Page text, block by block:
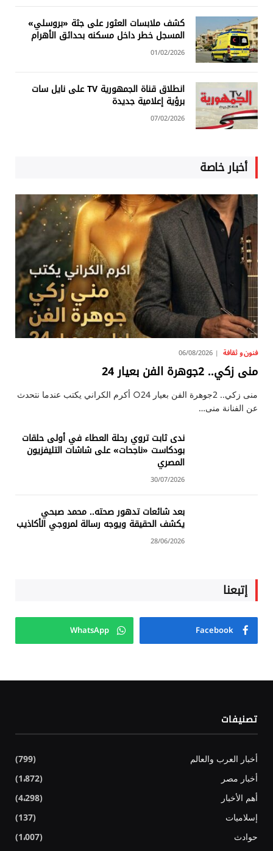
كشف ملابسات العثور على جثة «بروسلي»
المسجل خطر داخل مسكنه بحدائق الأهرام
01/02/2026
انطلاق قناة الجمهورية TV على نايل سات
برؤية إعلامية جديدة
07/02/2026
أخبار خاصة
فنون و ثقافة 06/08/2026
منى زكي.. 2جوهرة الفن بعيار 24
منى زكي.. 2جوهرة الفن بعيار 24○ أكرم الكراني يكتب عندما نتحدث
عن الفنانة منى…
ندى ثابت تروي رحلة العطاء في أولى حلقات
بودكاست «ناجحات» على شاشات التليفزيون
المصري
30/07/2026
بعد شائعات تدهور صحته.. محمد صبحي
يكشف الحقيقة ويوجه رسالة لمروجي الأكاذيب
28/06/2026
إتبعنا
Facebook
WhatsApp
تصنيفات
أخبار العرب والعالم
(799)
أخبار مصر
(1٬872)
أهم الأخبار
(4٬298)
إسلاميات
(137)
حوادث
(1٬007)